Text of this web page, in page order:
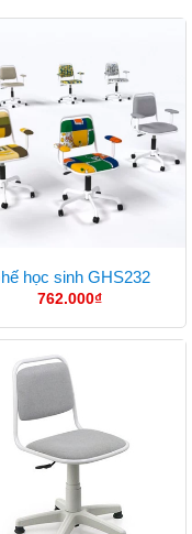
học sinh GHS232
762.000₫